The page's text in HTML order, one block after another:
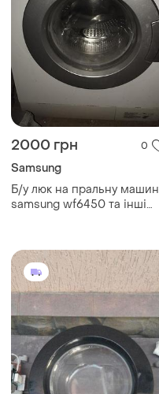
2000 грн 0
Samsung
Б/у люк на пральну
samsung wf6450 та інші